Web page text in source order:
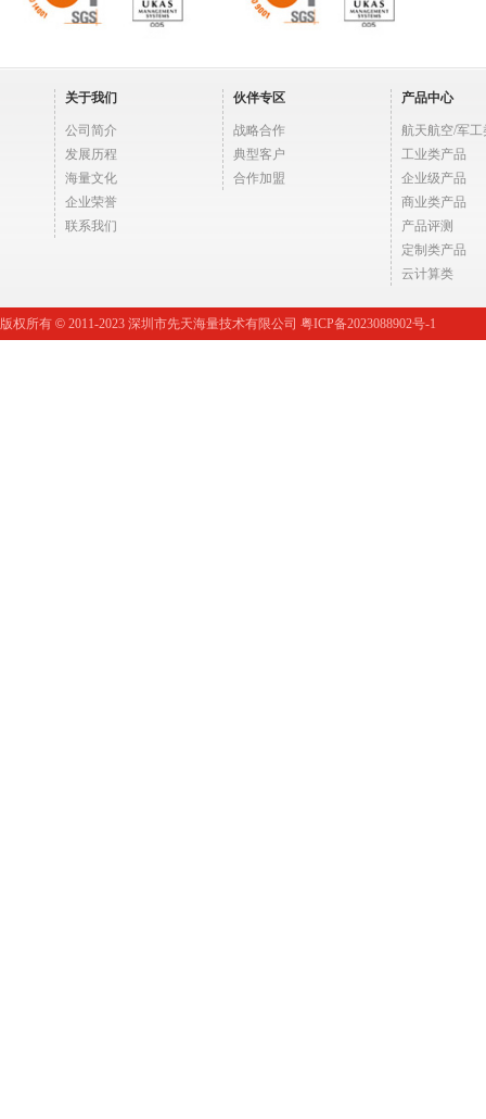
关于我们
公司简介
发展历程
海量文化
企业荣誉
联系我们
伙伴专区
战略合作
典型客户
合作加盟
产品中心
航天航空/军工
工业类产品
企业级产品
商业类产品
产品评测
定制类产品
云计算类
版权所有 © 2011-2023 深圳市先天海量技术有限公司 粤ICP备2023088902号-1